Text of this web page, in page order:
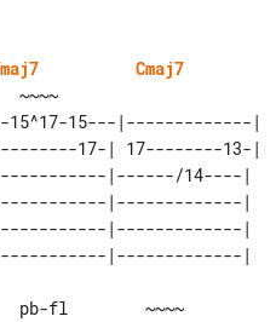
Cmaj7
15^17-15---|-------------|
17-| 17--------13-|
|------/14----|
|-------------|
|-------------|